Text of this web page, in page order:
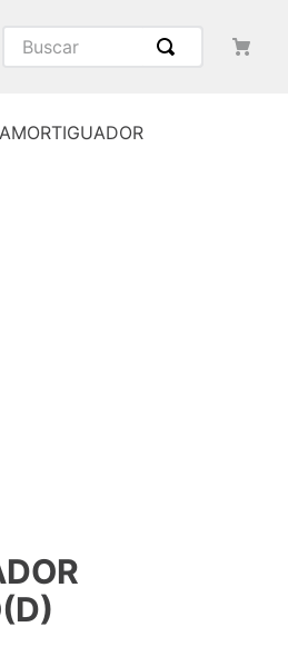
AMORTIGUADOR